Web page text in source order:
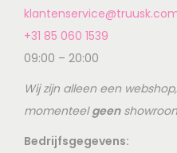
+31 85 060 1539
09:00 – 20:00
Wij zijn alleen een
momenteelgeen
Bedrijfsgegevens: